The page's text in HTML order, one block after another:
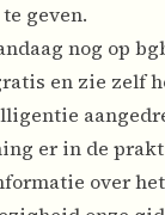
geven.
nog op
en zie zelf
er in de
over